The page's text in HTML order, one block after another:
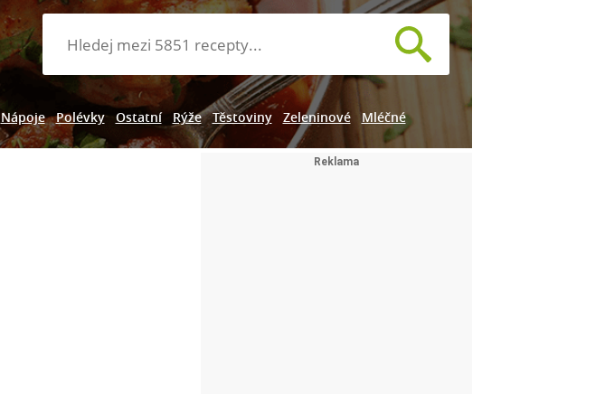
Nápoje Polévky Ostatní Rýže Těstoviny Zeleninové Mléčné